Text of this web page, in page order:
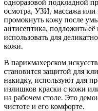
одноразовой подкладной
осмотра, УЗИ, массажа или
промокнуть кожу после
антисептика, подложить
использовать для
кожи.
В парикмахерском
становится защитой для
накидку, используют для
излишков краски с кожи
на рабочем столе. Это
чистоте и его комфорте.